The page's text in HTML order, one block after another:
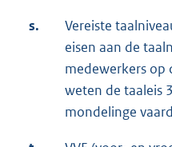
s.
Vereiste
eisen aan de
medewerkers op
weten de taaleis
mondelinge